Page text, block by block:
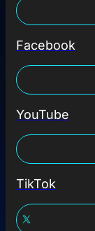
Facebook
YouTube
TikTok